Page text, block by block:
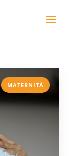
MATERNITÀ